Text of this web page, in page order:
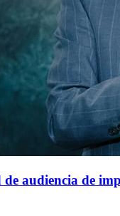
audiencia de